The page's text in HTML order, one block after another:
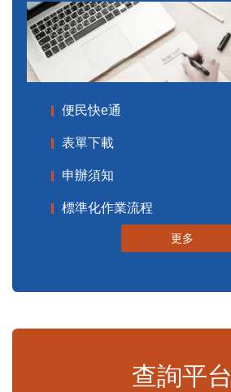
便民快e通
表單下載
申辦須知
標準化作業流程
更多
查詢平台